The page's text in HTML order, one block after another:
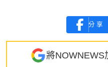
分享
將NOWNEWS